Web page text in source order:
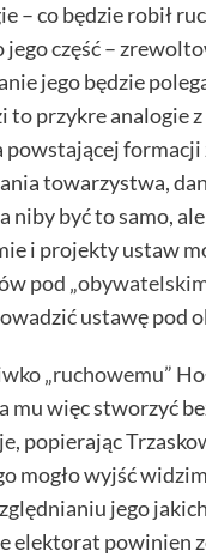
– co będzie robił
jego część –
jego będzie
przykre analogie
powstającej
towarzystwa,
niby być to samo,
i projekty ustaw
pod
ustawę pod
„ruchowemu”
mu więc stworzyć
, popierając
mogło wyjść
jego
elektorat powinien